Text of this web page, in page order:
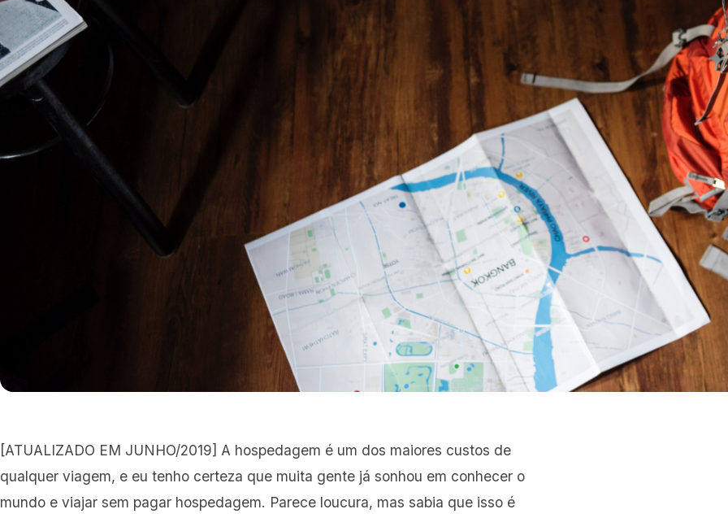
[ATUALIZADO EM JUNHO/2019] A hospedagem é um dos maiores custos de
qualquer viagem, e eu tenho certeza que muita gente já sonhou em conhecer o
mundo e viajar sem pagar hospedagem. Parece loucura, mas sabia que isso é